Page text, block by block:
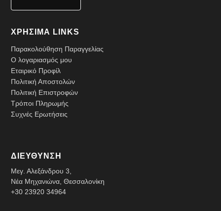
ΧΡΗΣΙΜΑ LINKS
Παρακολούθηση Παραγγελίας
Ο λογαριασμός μου
Εταιρικό Προφίλ
Πολιτική Αποστολών
Πολιτική Επιστροφών
Τρόποι Πληρωμής
Συχνές Ερωτήσεις
ΔΙΕΥΘΥΝΣΗ
Μεγ. Αλεξάνδρου 3,
Νέα Μηχανιώνα, Θεσσαλονίκη
+30 23920 34964